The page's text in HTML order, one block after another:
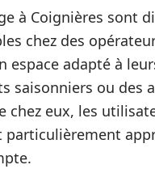
à Coignières sont
chez des
adapté à
saisonniers ou des
chez eux, les
particulièrement